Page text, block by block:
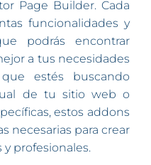
Page Builder. Cada
funcionalidades y
podrás encontrar
a tus necesidades
estés buscando
de tu sitio web o
estos addons
necesarias para crear
profesionales.